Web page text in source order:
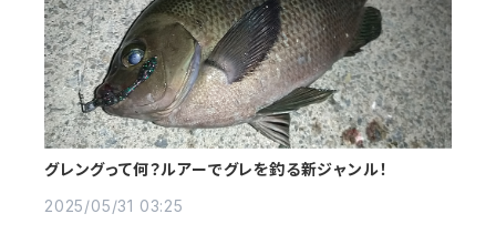
グレングって何？ルアーでグレを釣る新ジャンル！
2025/05/31 03:25